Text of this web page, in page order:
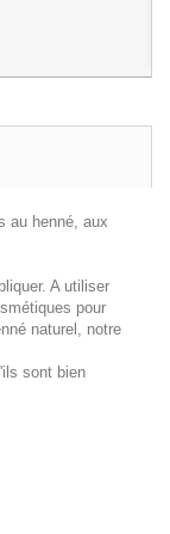
au henné, aux
A utiliser
pour
naturel, notre
sont bien